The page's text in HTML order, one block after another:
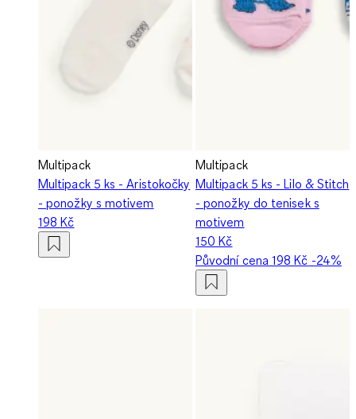
Multipack
Multipack 5 ks - Aristokočky
- ponožky s motivem
198 Kč
Multipack
Multipack 5 ks - Lilo & Stitch
- ponožky do tenisek s
motivem
150 Kč
Původní cena198 Kč -24%